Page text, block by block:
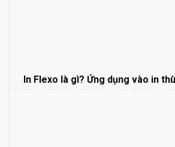
In Flexo là gì? Ứng dụng vào in